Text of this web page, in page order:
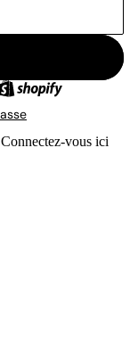
Connectez-vous ici